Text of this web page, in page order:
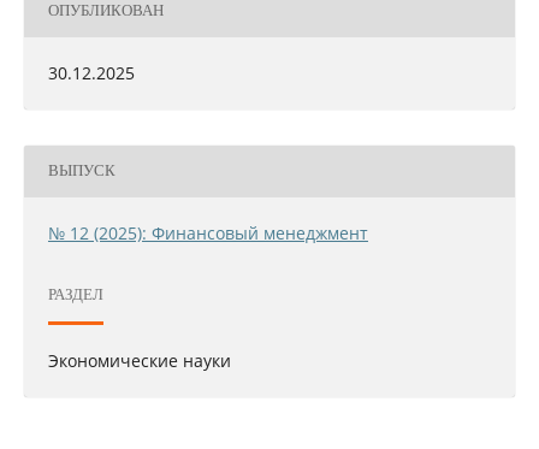
ОПУБЛИКОВАН
30.12.2025
ВЫПУСК
№ 12 (2025): Финансовый менеджмент
РАЗДЕЛ
Экономические науки